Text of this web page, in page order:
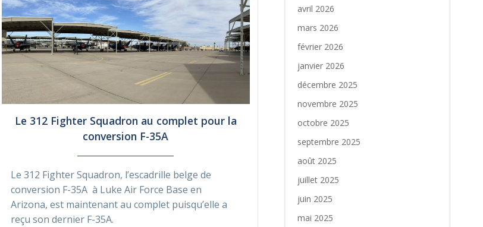
Le 312 Fighter Squadron au complet pour la
conversion F-35A
Le 312 Fighter Squadron, l’escadrille belge de
conversion F-35A à Luke Air Force Base en
Arizona, est maintenant au complet puisqu’elle a
reçu son dernier F-35A.
avril 2026
mars 2026
février 2026
janvier 2026
décembre 2025
novembre 2025
octobre 2025
septembre 2025
août 2025
juillet 2025
juin 2025
mai 2025